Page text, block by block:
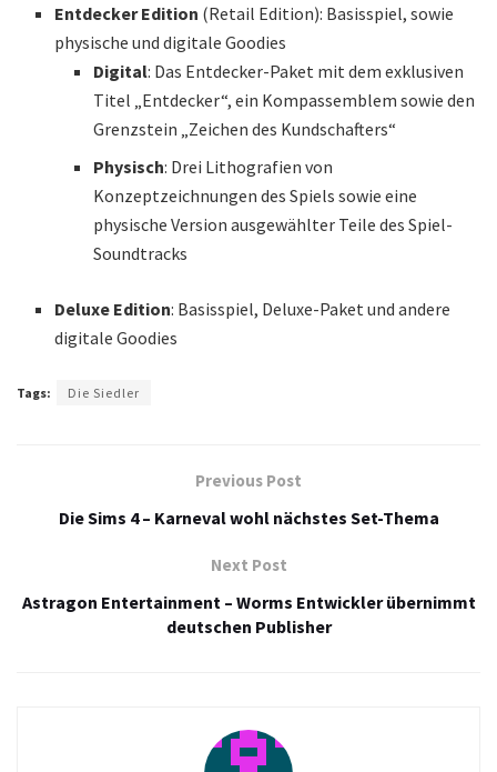
Entdecker Edition (Retail Edition): Basisspiel, sowie
physische und digitale Goodies
Digital: Das Entdecker-Paket mit dem exklusiven
Titel „Entdecker“, ein Kompassemblem sowie den
Grenzstein „Zeichen des Kundschafters“
Physisch: Drei Lithografien von
Konzeptzeichnungen des Spiels sowie eine
physische Version ausgewählter Teile des Spiel-
Soundtracks
Deluxe Edition: Basisspiel, Deluxe-Paket und andere
digitale Goodies
Tags: Die Siedler
Previous Post
Die Sims 4 – Karneval wohl nächstes Set-Thema
Next Post
Astragon Entertainment – Worms Entwickler übernimmt
deutschen Publisher